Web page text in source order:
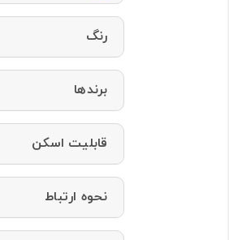
رنگ
برندها
قابلیت اسکن
نحوه ارتباط